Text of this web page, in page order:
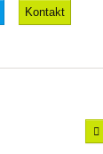
Kontakt